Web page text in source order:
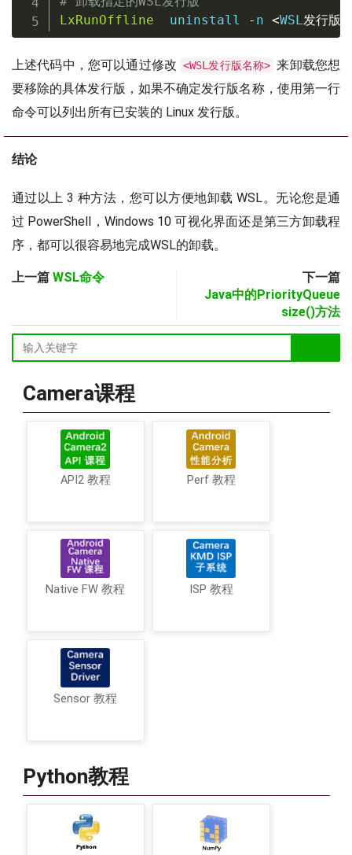
LxRunOffline
  uninstall
- n <WSL发行版
上述代码中，您可以通过修改 <WSL发行版名称> 来卸载您想
要移除的具体发行版，如果不确定发行版名称，使用第一行
命令可以列出所有已安装的 Linux 发行版。
结论
通过以上 3 种方法，您可以方便地卸载 WSL。无论您是通
过 PowerShell，Windows 10 可视化界面还是第三方卸载程
序，都可以很容易地完成WSL的卸载。
上一篇 WSL命令
下一篇
Java中的PriorityQueue
size()方法
Camera课程
API2 教程 Perf 教程
Native FW 教程 ISP 教程
Sensor 教程
Python教程